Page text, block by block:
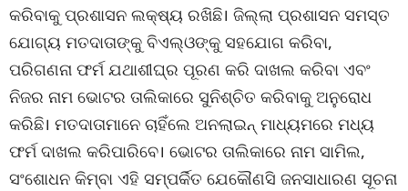
କରିବାକୁ ପ୍ରଶାସନ ଲକ୍ଷ୍ୟ ରଖିଛି। ଜିଲ୍ଲା ପ୍ରଶାସନ ସମସ୍ତ
ଯୋଗ୍ୟ ମତଦାତାଙ୍କୁ ବିଏଲ୍‌ଓଙ୍କୁ ସହଯୋଗ କରିବା,
ପରିଗଣନା ଫର୍ମ ଯଥାଶୀଘ୍ର ପୂରଣ କରି ଦାଖଲ କରିବା ଏବଂ
ନିଜର ନାମ ଭୋଟର ତାଲିକାରେ ସୁନିଶ୍ଚିତ କରିବାକୁ ଅନୁରୋଧ
କରିଛି। ମତଦାତାମାନେ ଚାହିଁଲେ ଅନଲାଇନ୍ ମାଧ୍ୟମରେ ମଧ୍ୟ
ଫର୍ମ ଦାଖଲ କରିପାରିବେ। ଭୋଟର ତାଲିକାରେ ନାମ ସାମିଲ,
ସଂଶୋଧନ କିମ୍ବା ଏହି ସମ୍ପର୍କିତ ଯେକୌଣସି ଜନସାଧାରଣ ସୂଚନା